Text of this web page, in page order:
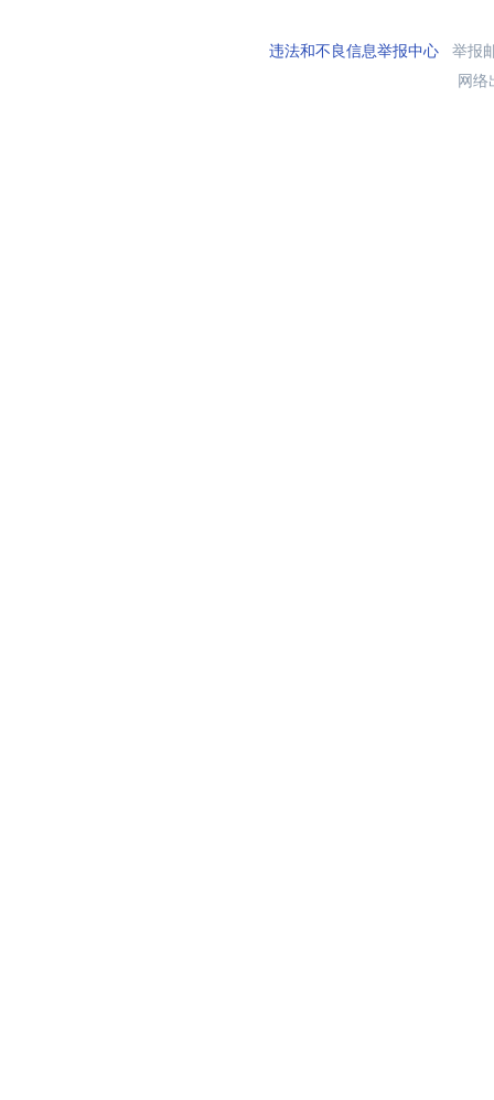
违法和不良信息举报中心举报
网